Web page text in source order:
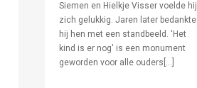
Siemen en Hielkje Visser voelde hij
zich gelukkig. Jaren later bedankte
hij hen met een standbeeld. 'Het
kind is er nog' is een monument
geworden voor alle ouders[…]